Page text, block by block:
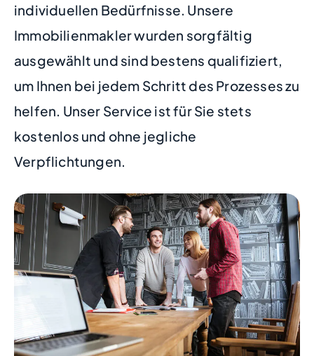
individuellen Bedürfnisse. Unsere
Immobilienmakler wurden sorgfältig
ausgewählt und sind bestens qualifiziert,
um Ihnen bei jedem Schritt des Prozesses zu
helfen. Unser Service ist für Sie stets
kostenlos und ohne jegliche
Verpflichtungen.